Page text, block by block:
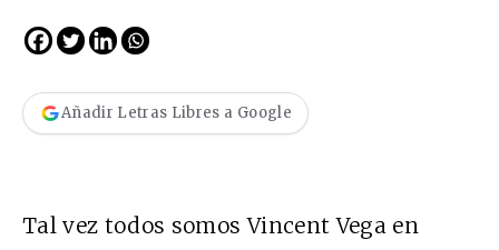
Añadir Letras Libres a Google
Tal vez todos somos Vincent Vega en